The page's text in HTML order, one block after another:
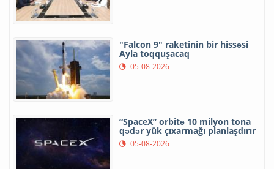
"Falcon 9" raketinin bir hissəsi
Ayla toqquşacaq
05-08-2026
“SpaceX” orbitə 10 milyon tona
qədər yük çıxarmağı planlaşdırır
05-08-2026